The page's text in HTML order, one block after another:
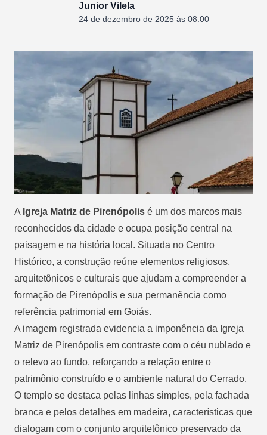
Junior Vilela
24 de dezembro de 2025 às 08:00
A Igreja Matriz de Pirenópolis é um dos marcos mais
reconhecidos da cidade e ocupa posição central na
paisagem e na história local. Situada no Centro
Histórico, a construção reúne elementos religiosos,
arquitetônicos e culturais que ajudam a compreender a
formação de Pirenópolis e sua permanência como
referência patrimonial em Goiás.
A imagem registrada evidencia a imponência da Igreja
Matriz de Pirenópolis em contraste com o céu nublado e
o relevo ao fundo, reforçando a relação entre o
patrimônio construído e o ambiente natural do Cerrado.
O templo se destaca pelas linhas simples, pela fachada
branca e pelos detalhes em madeira, características que
dialogam com o conjunto arquitetônico preservado da